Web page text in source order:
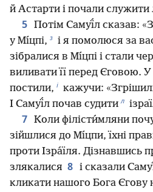
й Астарти і почали служити
5 Потім Самуї́л сказав:
у Мı́цпі, з і я помолюся за
зібралися в Мı́цпі і стали
виливати її перед Єговою.
постили, і кажучи:
І Самуї́л почав судити л
7 Коли філісти́мляни
зійшлися до Мı́цпи, їхні
проти Ізра́їля. Дізнавшись
злякалися 8 і сказали
кликати нашого Бога Єгову